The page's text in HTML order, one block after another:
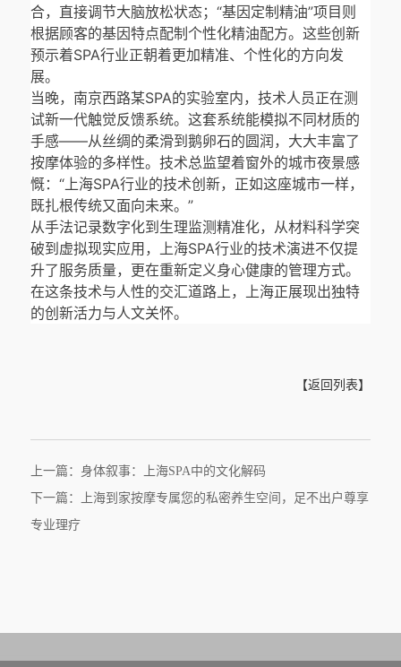
合，直接调节大脑放松状态；“基因定制精油”项目则
根据顾客的基因特点配制个性化精油配方。这些创新
预示着SPA行业正朝着更加精准、个性化的方向发
展。
当晚，南京西路某SPA的实验室内，技术人员正在测
试新一代触觉反馈系统。这套系统能模拟不同材质的
手感——从丝绸的柔滑到鹅卵石的圆润，大大丰富了
按摩体验的多样性。技术总监望着窗外的城市夜景感
慨：“上海SPA行业的技术创新，正如这座城市一样，
既扎根传统又面向未来。”
从手法记录数字化到生理监测精准化，从材料科学突
破到虚拟现实应用，上海SPA行业的技术演进不仅提
升了服务质量，更在重新定义身心健康的管理方式。
在这条技术与人性的交汇道路上，上海正展现出独特
的创新活力与人文关怀。
【返回列表】
上一篇：身体叙事：上海SPA中的文化解码
下一篇：上海到家按摩专属您的私密养生空间，足不出户尊享
专业理疗